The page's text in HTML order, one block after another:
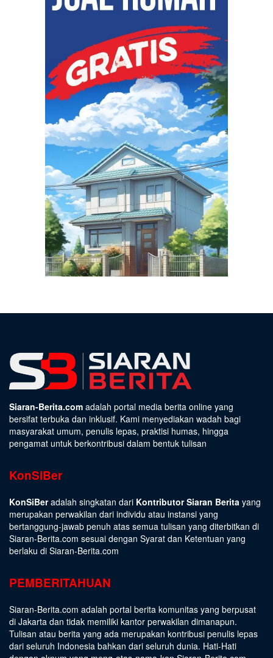
Siaran-Berita.com adalah portal media berita online yang
bersifat terbuka dan inklusif. Kami menyediakan wadah bagi
masyarakat umum, penulis lepas, praktisi humas, hingga
pengamat untuk berkontribusi dalam bentuk tulisan
KonSiBer
KonSiBeradalah singkatan dari Kontributor Siaran Berita yang
merupakan perwakilan dari individu atau instansi yang
bertanggung-jawab penuh atas semua tulisan yang diterbitkan di
Siaran-Berita.com sesuai dengan Syarat dan Ketentuan yang
berlaku di Siaran-Berita.com
PEMBERITAHUAN
Siaran-Berita.com adalah portal berita komunitas yang berpusat
di Jakarta dan tidak memiliki kantor perwakilan dimanapun.
Tulisan atau berita yang ada merupakan kontribusi penulis lepas
dari seluruh Indonesia bahkan dari seluruh dunia. Hati-Hati